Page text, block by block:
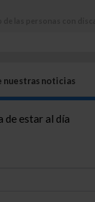
nuestras noticias
de estar al día